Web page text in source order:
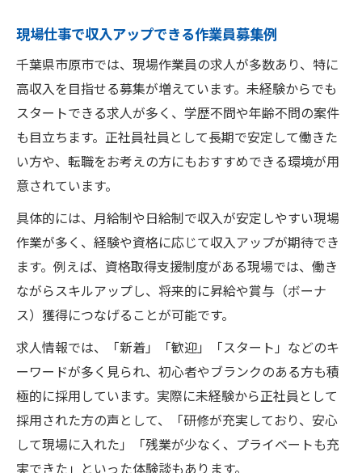
現場仕事で収入アップできる作業員募集例
千葉県市原市では、現場作業員の求人が多数あり、特に
高収入を目指せる募集が増えています。未経験からでも
スタートできる求人が多く、学歴不問や年齢不問の案件
も目立ちます。正社員社員として長期で安定して働きた
い方や、転職をお考えの方にもおすすめできる環境が用
意されています。
具体的には、月給制や日給制で収入が安定しやすい現場
作業が多く、経験や資格に応じて収入アップが期待でき
ます。例えば、資格取得支援制度がある現場では、働き
ながらスキルアップし、将来的に昇給や賞与（ボーナ
ス）獲得につなげることが可能です。
求人情報では、「新着」「歓迎」「スタート」などのキ
ーワードが多く見られ、初心者やブランクのある方も積
極的に採用しています。実際に未経験から正社員として
採用された方の声として、「研修が充実しており、安心
して現場に入れた」「残業が少なく、プライベートも充
実できた」といった体験談もあります。